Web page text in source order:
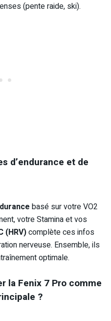
(pente raide, ski).
d’endurance et de
basé sur votre VO2
votre Stamina et vos
(HRV)complète ces infos
nerveuse. Ensemble, ils
optimale.
la Fenix 7 Pro comme
?